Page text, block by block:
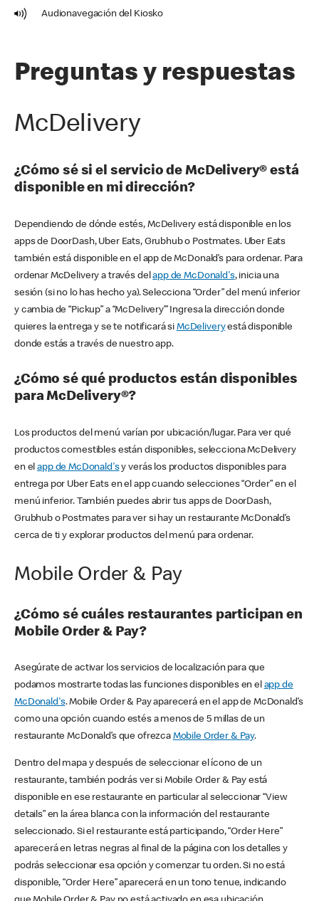
Audionavegación del Kiosko
Preguntas y respuestas
McDelivery
¿Cómo sé si el servicio de McDelivery® está
disponible en mi dirección?
Dependiendo de dónde estés, McDelivery está disponible en los
apps de DoorDash, Uber Eats, Grubhub o Postmates. Uber Eats
también está disponible en el app de McDonald’s para ordenar. Para
ordenar McDelivery a través delapp de McDonald's, inicia una
sesión (si no lo has hecho ya). Selecciona “Order” del menú inferior
y cambia de “Pickup” a “McDelivery’” Ingresa la dirección donde
quieres la entrega y se te notificará si McDeliveryestá disponible
donde estás a través de nuestro app.
¿Cómo sé qué productos están disponibles
para McDelivery®?
Los productos del menú varían por ubicación/lugar. Para ver qué
productos comestibles están disponibles, selecciona McDelivery
en elapp de McDonald'sy verás los productos disponibles para
entrega por Uber Eats en el app cuando selecciones “Order” en el
menú inferior. También puedes abrir tus apps de DoorDash,
Grubhub o Postmates para ver si hay un restaurante McDonald’s
cerca de ti y explorar productos del menú para ordenar.
Mobile Order & Pay
¿Cómo sé cuáles restaurantes participan en
Mobile Order & Pay?
Asegúrate de activar los servicios de localización para que
podamos mostrarte todas las funciones disponibles en el app de
McDonald's. Mobile Order & Pay aparecerá en el app de McDonald’s
como una opción cuando estés a menos de 5 millas de un
restaurante McDonald’s que ofrezca Mobile Order & Pay.
Dentro del mapa y después de seleccionar el ícono de un
restaurante, también podrás ver si Mobile Order & Pay está
disponible en ese restaurante en particular al seleccionar “View
details” en la área blanca con la información del restaurante
seleccionado. Si el restaurante está participando, “Order Here”
aparecerá en letras negras al final de la página con los detalles y
podrás seleccionar esa opción y comenzar tu orden. Si no está
disponible, “Order Here” aparecerá en un tono tenue, indicando